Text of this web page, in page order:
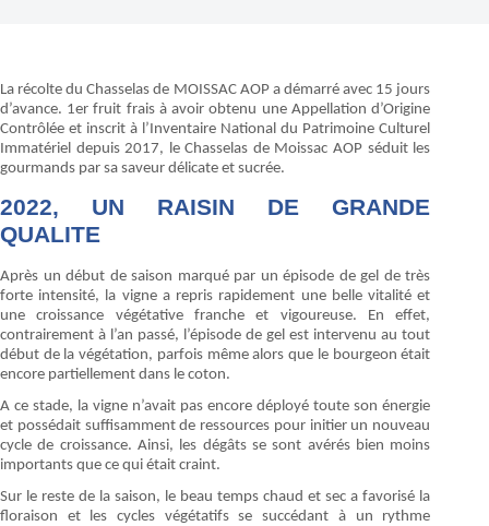
La récolte du Chasselas de MOISSAC AOP a démarré avec 15 jours
d’avance. 1er fruit frais à avoir obtenu une Appellation d’Origine
Contrôlée et inscrit à l’Inventaire National du Patrimoine Culturel
Immatériel depuis 2017, le Chasselas de Moissac AOP séduit les
gourmands par sa saveur délicate et sucrée.
2022, UN RAISIN DE GRANDE
QUALITE
Après un début de saison marqué par un épisode de gel de très
forte intensité, la vigne a repris rapidement une belle vitalité et
une croissance végétative franche et vigoureuse. En effet,
contrairement à l’an passé, l’épisode de gel est intervenu au tout
début de la végétation, parfois même alors que le bourgeon était
encore partiellement dans le coton.
A ce stade, la vigne n’avait pas encore déployé toute son énergie
et possédait suffisamment de ressources pour initier un nouveau
cycle de croissance. Ainsi, les dégâts se sont avérés bien moins
importants que ce qui était craint.
Sur le reste de la saison, le beau temps chaud et sec a favorisé la
floraison et les cycles végétatifs se succédant à un rythme